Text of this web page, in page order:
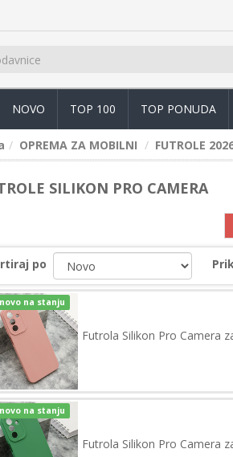
NOVO TOP 100 TOP PONUDA
OPREMA ZA MOBILNI FUTROLE
SILIKON PRO CAMERA
po
na stanju
Futrola Silikon Pro Camera
na stanju
Futrola Silikon Pro Camera